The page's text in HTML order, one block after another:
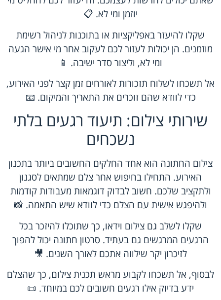
יוזמן ומי לא. 📋
שקלו להיעזר באפליקציות או בתוכנות לניהול רשימת
מוזמנים. הן יכולות לעזור לכם לעקוב אחר מי אישר הגעה
ומי לא, וליצור סדר ישיבה. 📱
אל תשכחו לשלוח תזכורות לאורחים זמן קצר לפני האירוע,
כדי לוודא שהם זוכרים את התאריך והמיקום. 📧
שירותי צילום: תיעוד רגעים בלתי
נשכחים
צילום החתונה הוא אחד החלקים החשובים ביותר בתכנון
האירוע. התחילו בחיפוש אחר צלם שמתאים לסגנון
ולתקציב שלכם. חשוב לבדוק דוגמאות מעבודות קודמות
ולהיפגש אישית עם הצלם כדי לוודא שיש התאמה. 📸
שקלו לשלב גם צילום וידאו, כך שתוכלו להיזכר בכל
הרגעים המרגשים גם בעתיד. סרטון חתונה יכול להפוך
לזיכרון יקר שילווה אתכם לאורך השנים. 🎥
לבסוף, אל תשכחו לקבוע מראש תכנית צילום, כך שהצלם
ידע בדיוק אילו רגעים חשובים לכם במיוחד. 📜